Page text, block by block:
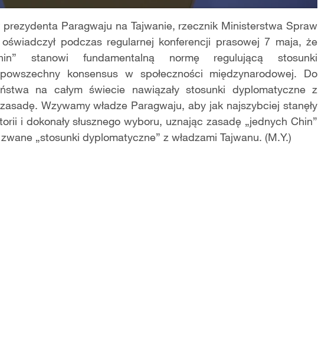
Paragwaju na Tajwanie, rzecznik Ministerstwa Spraw
podczas regularnej konferencji prasowej 7 maja, że
stanowi fundamentalną normę regulującą stosunki
konsensus w społeczności międzynarodowej. Do
na całym świecie nawiązały stosunki dyplomatyczne z
Wzywamy władze Paragwaju, aby jak najszybciej stanęły
i dokonały słusznego wyboru, uznając zasadę „jednych Chin”
„stosunki dyplomatyczne” z władzami Tajwanu. (M.Y.)